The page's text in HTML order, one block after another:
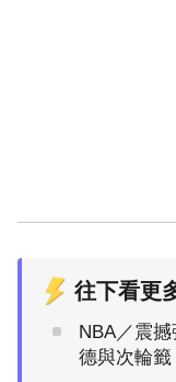
往下看更
NBA／震
德與次輪籤